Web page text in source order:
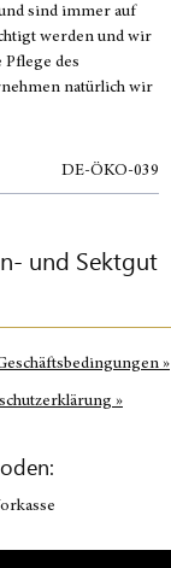
sind immer auf
werden und wir
Pflege des
natürlich wir
DE-ÖKO-039
und Sektgut
»
»